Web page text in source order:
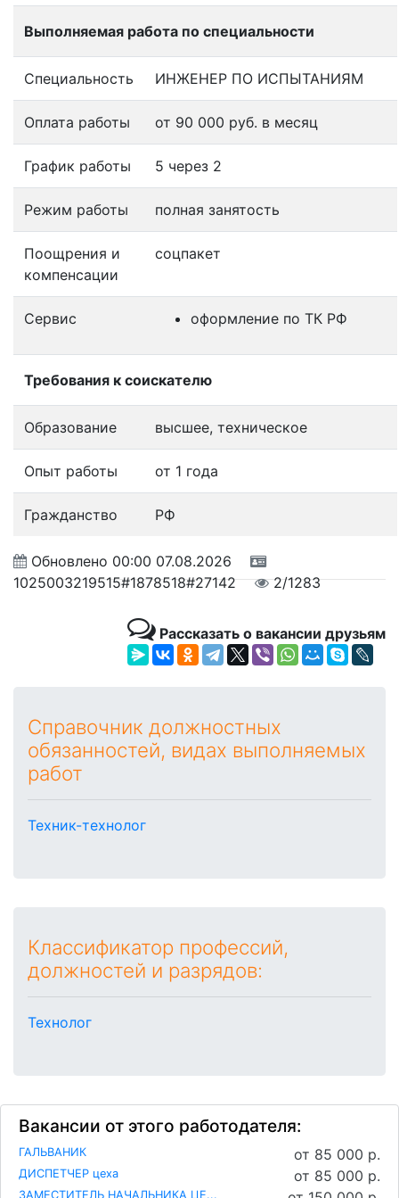
Выполняемая работа по специальности
Специальность ИНЖЕНЕР ПО ИСПЫТАНИЯМ
Оплата работы от 90 000 руб. в месяц
График работы 5 через 2
Режим работы полная занятость
Поощрения и
компенсации
соцпакет
Сервис оформление по ТК РФ
Требования к соискателю
Образование высшее, техническое
Опыт работы от 1 года
Гражданство РФ
Обновлено 00:00 07.08.2026
1025003219515#1878518#27142
2/1283
Рассказать о вакансии друзьям
Справочник должностных
обязанностей, видах выполняемых
работ
Техник-технолог
Классификатор профессий,
должностей и разрядов:
Технолог
Вакансии от этого работодателя:
ГАЛЬВАНИК от 85 000 р.
ДИСПЕТЧЕР цеха от 85 000 р.
ЗАМЕСТИТЕЛЬ НАЧАЛЬНИКА ЦЕ...